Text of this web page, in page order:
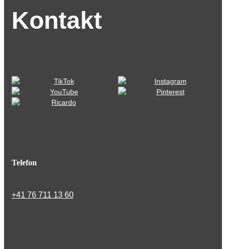
Kontakt
Telefon
+41 76 711 13 60